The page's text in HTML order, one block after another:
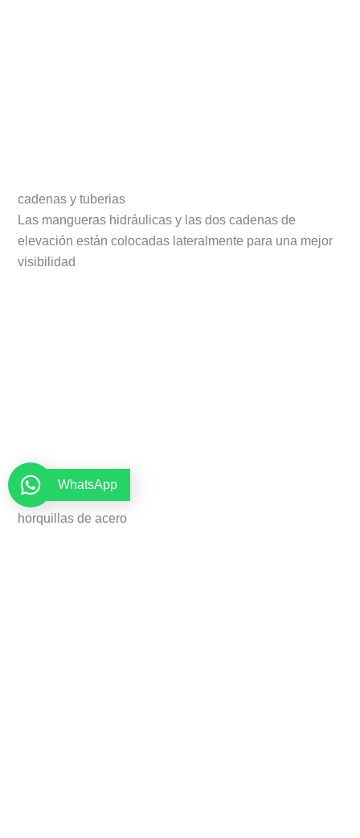
cadenas y tuberias
Las mangueras hidráulicas y las dos cadenas de
elevación están colocadas lateralmente para una mejor
visibilidad
horquillas de acero
WhatsApp